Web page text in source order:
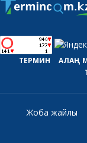
ТЕРМИН АЛАҢ
Жоба жайлы